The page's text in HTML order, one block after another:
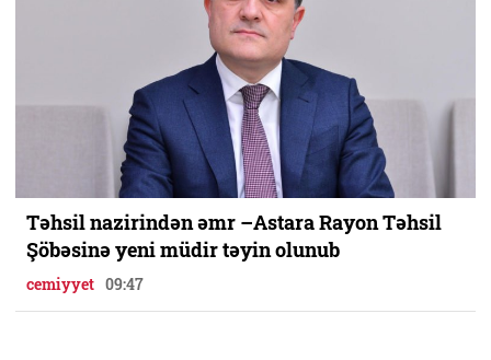
Təhsil nazirindən əmr –Astara Rayon Təhsil
Şöbəsinə yeni müdir təyin olunub
cemiyyet 09:47